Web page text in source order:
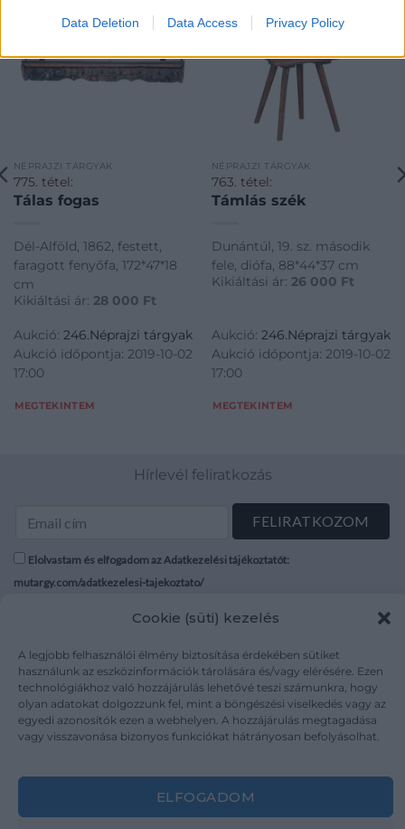
Data Deletion Data Access Privacy Policy
Cookie (süti) kezelés
A legjobb felhasználói élmény biztosítása érdekében sütiket
használunk az eszközinformációk tárolására és/vagy elérésére. Ezen
technológiákhoz való hozzájárulás lehetővé teszi számunkra, hogy
olyan adatokat dolgozzunk fel, mint a böngészési viselkedés vagy az
egyedi azonosítók ezen a webhelyen. A hozzájárulás megtagadása
vagy visszavonása bizonyos funkciókat hátrányosan befolyásolhat.
ELFOGADOM
NÉPRAJZI TÁRGYAK
775. tétel:
Tálas fogas
Dél-Alföld, 1862, festett,
faragott fenyőfa, 172*47*18
cm
Kikiáltási ár: 28 000 Ft
Aukció: 246.Néprajzi tárgyak
Aukció időpontja: 2019-10-02
17:00
MEGTEKINTEM
NÉPRAJZI TÁRGYAK
763. tétel:
Támlás szék
Dunántúl, 19. sz. második
fele, diófa, 88*44*37 cm
Kikiáltási ár: 26 000 Ft
Aukció: 246.Néprajzi tárgyak
Aukció időpontja: 2019-10-02
17:00
MEGTEKINTEM
Hírlevél feliratkozás
Elolvastam és elfogadom az Adatkezelési tájékoztatót:
mutargy.com/adatkezelesi-tajekoztato/
Médiaajánlat
Karrier
Kapcsolat
Áraink
ÁSZF
Adatvédelem
Impresszum